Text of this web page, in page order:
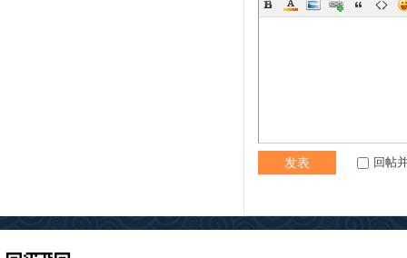
发表 回帖